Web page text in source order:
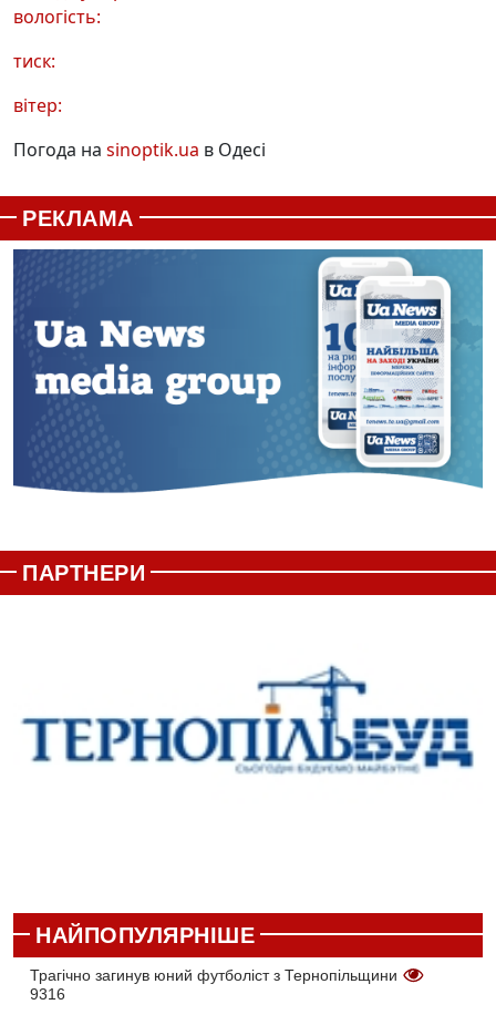
вологість:
тиск:
вітер:
Погода на sinoptik.ua в Одесі
РЕКЛАМА
ПАРТНЕРИ
НАЙПОПУЛЯРНІШЕ
Трагічно загинув юний футболіст з Тернопільщини
9316